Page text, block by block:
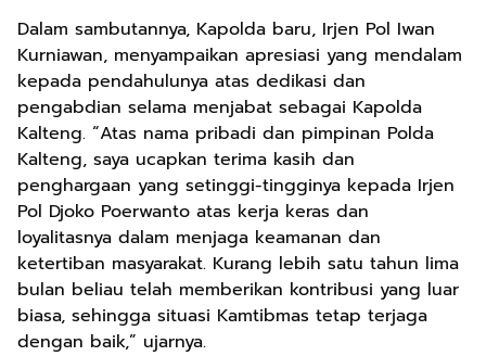
Dalam sambutannya, Kapolda baru, Irjen Pol Iwan
Kurniawan, menyampaikan apresiasi yang mendalam
kepada pendahulunya atas dedikasi dan
pengabdian selama menjabat sebagai Kapolda
Kalteng. “Atas nama pribadi dan pimpinan Polda
Kalteng, saya ucapkan terima kasih dan
penghargaan yang setinggi-tingginya kepada Irjen
Pol Djoko Poerwanto atas kerja keras dan
loyalitasnya dalam menjaga keamanan dan
ketertiban masyarakat. Kurang lebih satu tahun lima
bulan beliau telah memberikan kontribusi yang luar
biasa, sehingga situasi Kamtibmas tetap terjaga
dengan baik,” ujarnya.